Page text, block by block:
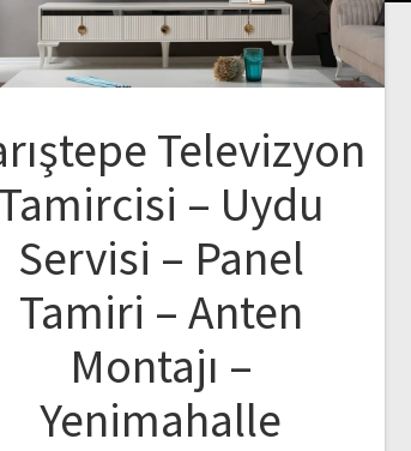
Televizyon
Tamircisi – Uydu
Servisi – Panel
Tamiri – Anten
Montajı –
Yenimahalle